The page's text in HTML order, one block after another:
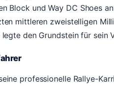
Block und Way DC Shoes
mittleren zweistelligen
den Grundstein für sein
professionelle Rallye-